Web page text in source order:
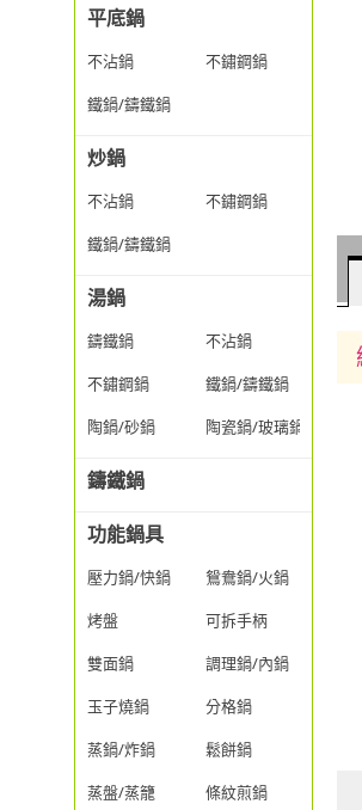
平底鍋
不沾鍋
不鏽鋼鍋
鐵鍋/鑄鐵鍋
炒鍋
不沾鍋
不鏽鋼鍋
鐵鍋/鑄鐵鍋
湯鍋
鑄鐵鍋
不沾鍋
不鏽鋼鍋
鐵鍋/鑄鐵鍋
陶鍋/砂鍋
陶瓷鍋/玻璃鍋/透明鍋
鑄鐵鍋
功能鍋具
壓力鍋/快鍋
鴛鴦鍋/火鍋
烤盤
可拆手柄
雙面鍋
調理鍋/內鍋
玉子燒鍋
分格鍋
蒸鍋/炸鍋
鬆餅鍋
蒸盤/蒸籠
條紋煎鍋